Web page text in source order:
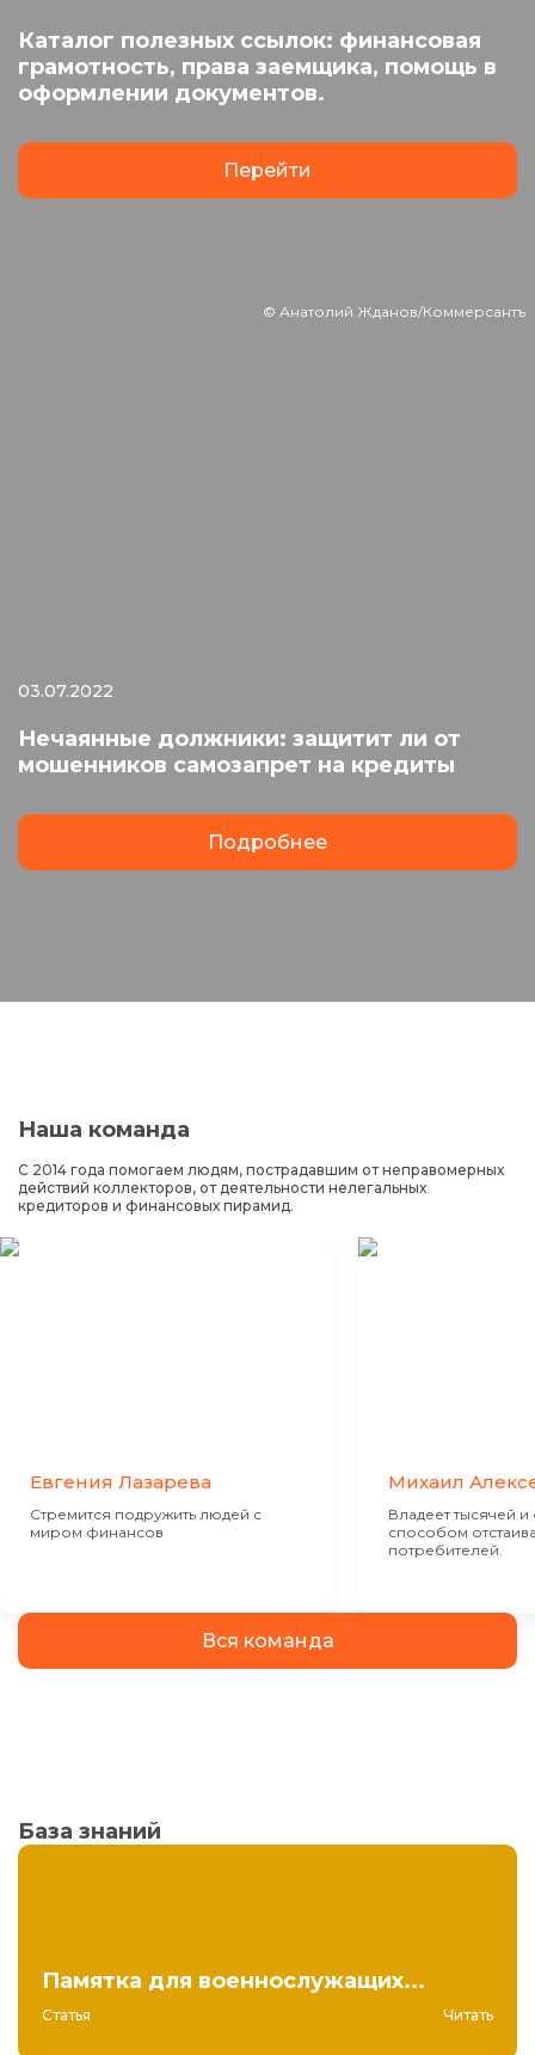
Каталог полезных ссылок: финансовая
грамотность, права заемщика, помощь в
оформлении документов.
Перейти
© Анатолий Жданов/Коммерсантъ
03.07.2022
Нечаянные должники: защитит ли от
мошенников самозапрет на кредиты
Подробнее
Наша команда
С 2014 года помогаем людям, пострадавшим от неправомерных
действий коллекторов, от деятельности нелегальных
кредиторов и финансовых пирамид.
Евгения Лазарева
Стремится подружить людей с
миром финансов
Михаил
Владеет тысячей
способом
потребителей.
Вся команда
База знаний
Памятка для военнослужащих...
Статья Читать